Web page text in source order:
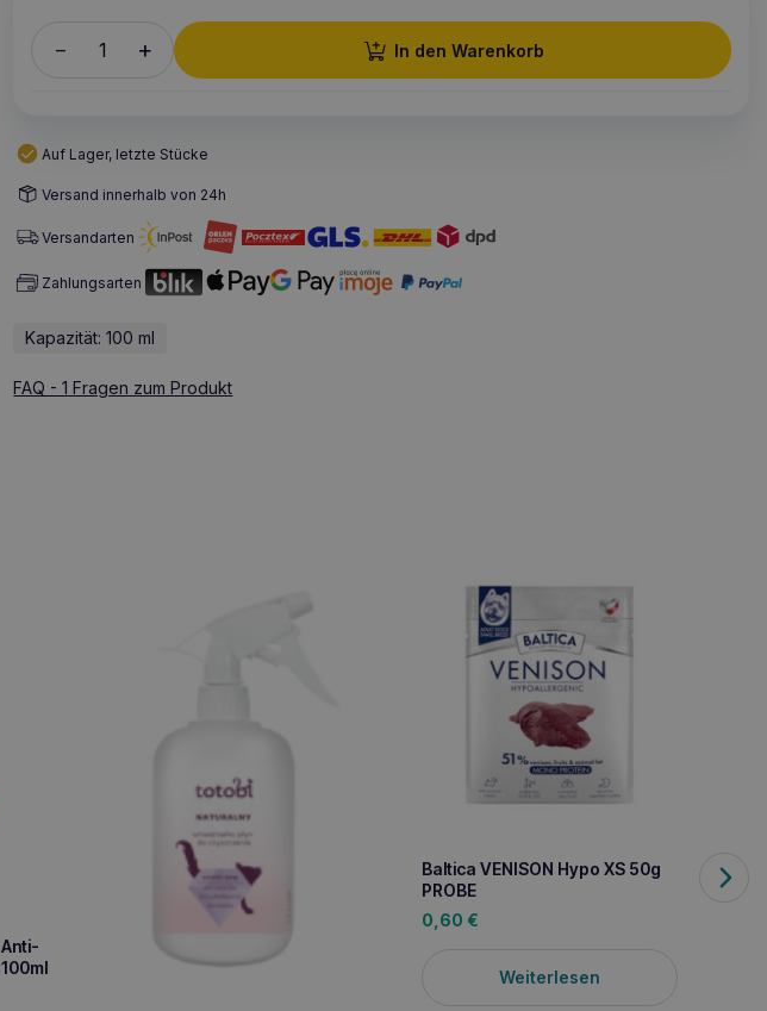
– + In den Warenkorb
Auf Lager, letzte Stücke
Versand innerhalb von 24h
Versandarten
Zahlungsarten
Kapazität: 100 ml
FAQ - 1 Fragen zum Produkt
Baltica VENISON Hypo XS 50g
PROBE
0,60 €
Weiterlesen
PROBE